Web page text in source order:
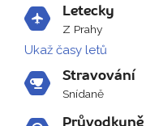
Letecky
Z Prahy
Ukaž časy letů
Stravování
Snídaně
Průvodkyně